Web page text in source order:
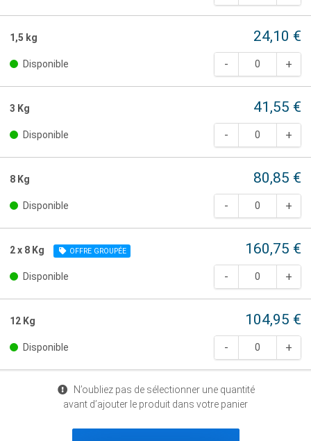
1,5 kg 24,10 €
Disponible
3 Kg 41,55 €
Disponible
8 Kg 80,85 €
Disponible
2 x 8 Kg OFFRE GROUPÉE 160,75 €
Disponible
12 Kg 104,95 €
Disponible
N’oubliez pas de sélectionner une quantité
avant d’ajouter le produit dans votre panier